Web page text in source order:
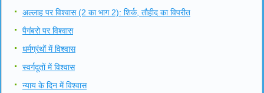
अल्लाह पर विश्वास (2 का भाग 2): शिर्क, तौहीद का विपरीत
पैगंबरो पर विश्वास
धर्मग्रंथों में विश्वास
स्वर्गदूतों में विश्वास
न्याय के दिन में विश्वास